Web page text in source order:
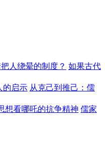
人绕晕的制度？ 如果古代
的启示 从克己到推己：儒
想看哪吒的抗争精神 儒家